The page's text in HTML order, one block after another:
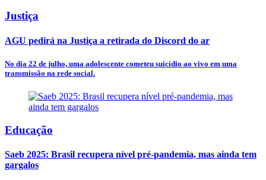
Justiça
AGU pedirá na Justiça a retirada do Discord do ar
No dia 22 de julho, uma adolescente cometeu suicídio ao vivo em uma
transmissão na rede social.
Educação
Saeb 2025: Brasil recupera nível pré-pandemia, mas ainda tem
gargalos